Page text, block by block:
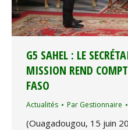
G5 SAHEL : LE
MISSION REND
FASO
Actualités Par Gestionnaire
(Ouagadougou, 15 juin